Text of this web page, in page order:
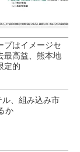
プはイメージセ
最高益、熊本地
定的
、組み込み市
か